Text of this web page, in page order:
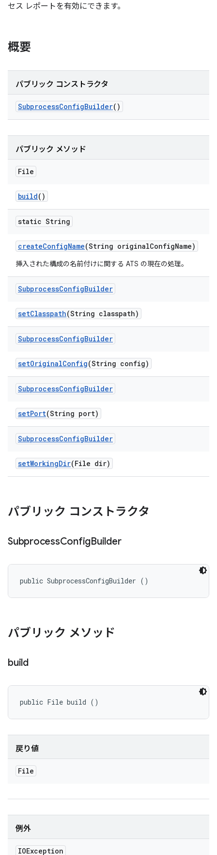
セス レポートを有効にできます。
概要
パブリック コンストラクタ
SubprocessConfigBuilder()
パブリック メソッド
File
build()
static String
createConfigName(String originalConfigName)
挿入された構成の名前付けに関する ATS の現在の処理。
SubprocessConfigBuilder
setClasspath(String classpath)
SubprocessConfigBuilder
setOriginalConfig(String config)
SubprocessConfigBuilder
setPort(String port)
SubprocessConfigBuilder
setWorkingDir(File dir)
パブリック コンストラクタ
SubprocessConfigBuilder
public SubprocessConfigBuilder ()
パブリック メソッド
build
public File build ()
戻り値
File
例外
IOException